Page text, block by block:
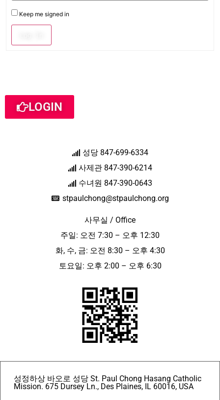
Keep me signed in
LOGIN
성당 847-699-6334
사제관 847-390-6214
수녀원 847-390-0643
stpaulchong@stpaulchong.org
사무실 / Office
주일: 오전 7:30 – 오후 12:30
화, 수, 금: 오전 8:30 – 오후 4:30
토요일: 오후 2:00 – 오후 6:30
성정하상 바오로 성당 St. Paul Chong Hasang Catholic
Mission. 675 Dursey Ln., Des Plaines, IL 60016, USA